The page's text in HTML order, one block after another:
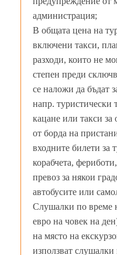
администрация;
В общата цена на
включени такси,
разходи, които не
степен преди
се наложи да бъдат
напр. туристически
кацане или такси за
от борда на
входните билети за
корабчета,
превоз за някои
автобусите или
Слушалки по време
евро на човек на
на място на
използват слушалки